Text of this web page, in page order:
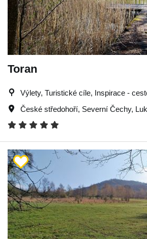
Toran
Výlety, Turistické cíle, Inspirace -
České středohoří, Severní Čechy,